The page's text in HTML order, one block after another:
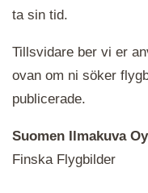
ta sin tid.
Tillsvidare ber vi er
ovan om ni söker
publicerade.
Suomen Ilmakuva Oy
Finska Flygbilder